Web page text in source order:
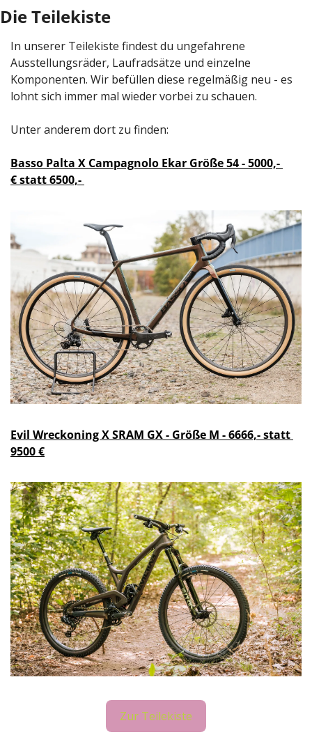
Die Teilekiste
In unserer Teilekiste findest du ungefahrene
Ausstellungsräder, Laufradsätze und einzelne
Komponenten. Wir befüllen diese regelmäßig neu - es
lohnt sich immer mal wieder vorbei zu schauen.
Unter anderem dort zu finden:
Basso Palta X Campagnolo Ekar Größe 54 - 5000,-
€ statt 6500,-
Evil Wreckoning X SRAM GX - Größe M - 6666,- statt
9500 €
Zur Teilekiste